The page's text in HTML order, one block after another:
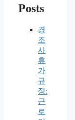
Posts
경
조
사
휴
가
규
정:
근
로